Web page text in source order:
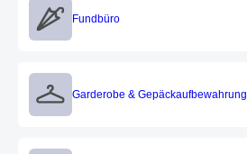
Fundbüro
Fundbüro
Garderobe & Gepäckaufbewahrung
Garderobe & Gepäckaufbewahrung